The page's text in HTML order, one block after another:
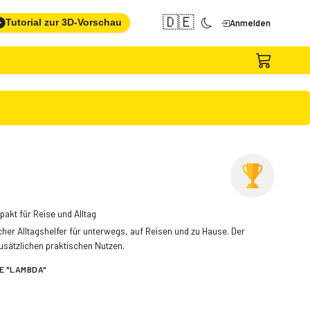
Tutorial zur 3D-Vorschau 🇩🇪 Anmelden
für Reise und Alltag
Alltagshelfer für unterwegs, auf Reisen und zu Hause. Der
praktischen Nutzen.
"LAMBDA"